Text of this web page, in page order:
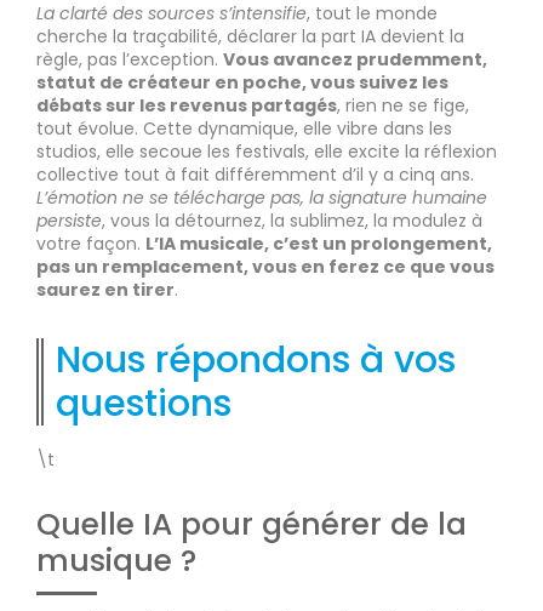
La clarté des sources s’intensifie, tout le monde
cherche la traçabilité, déclarer la part IA devient la
règle, pas l’exception. Vous avancez prudemment,
statut de créateur en poche, vous suivez les
débats sur les revenus partagés, rien ne se fige,
tout évolue. Cette dynamique, elle vibre dans les
studios, elle secoue les festivals, elle excite la réflexion
collective tout à fait différemment d’il y a cinq ans.
L’émotion ne se télécharge pas, la signature humaine
persiste, vous la détournez, la sublimez, la modulez à
votre façon. L’IA musicale, c’est un prolongement,
pas un remplacement, vous en ferez ce que vous
saurez en tirer.
Nous répondons à vos
questions
\t
Quelle IA pour générer de la
musique ?